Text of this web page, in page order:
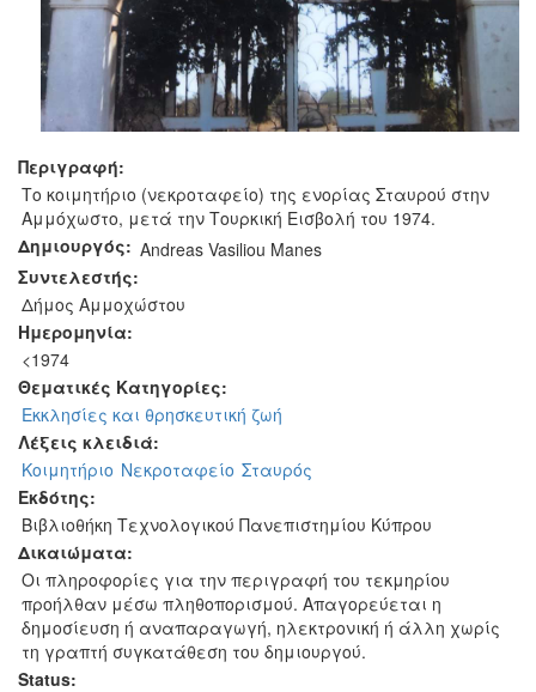
Περιγραφή:
Το κοιμητήριο (νεκροταφείο) της ενορίας Σταυρού στην
Αμμόχωστο, μετά την Τουρκική Εισβολή του 1974.
Δημιουργός: Andreas Vasiliou Manes
Συντελεστής:
Δήμος Αμμοχώστου
Ημερομηνία:
<1974
Θεματικές Κατηγορίες:
Εκκλησίες και θρησκευτική ζωή
Λέξεις κλειδιά:
Κοιμητήριο Νεκροταφείο Σταυρός
Εκδότης:
Βιβλιοθήκη Τεχνολογικού Πανεπιστημίου Κύπρου
Δικαιώματα:
Οι πληροφορίες για την περιγραφή του τεκμηρίου
προήλθαν μέσω πληθοπορισμού. Απαγορεύεται η
δημοσίευση ή αναπαραγωγή, ηλεκτρονική ή άλλη χωρίς
τη γραπτή συγκατάθεση του δημιουργού.
Status: